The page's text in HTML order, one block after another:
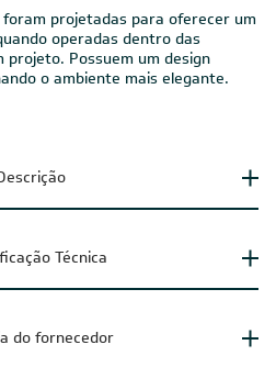
foram projetadas para oferecer um
operadas dentro das
Possuem um design
o ambiente mais elegante.
Técnica
do fornecedor